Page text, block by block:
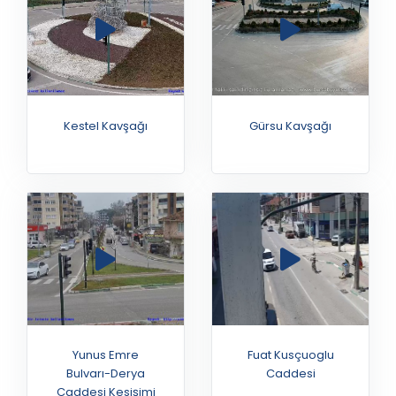
Mesken Kavşağı
AKOM Üzeri Çevre Yolu
Buttim Kavşağı
Lemurlar
Gergedanlar
Penguenler 2
Kestel Kavşağı Gürsu Kavşağı
Yunus Emre
Bulvarı-Derya
Caddesi Kesişimi
Fuat Kusçuoglu
Caddesi